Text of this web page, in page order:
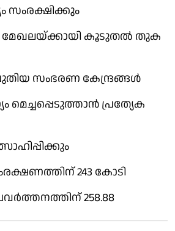
സംരക്ഷിക്കും
കൂടുതൽ തുക
സംഭരണ കേന്ദ്രങ്ങൾ
മെച്ചപ്പെടുത്താൻ പ്രത്യേക
243 കോടി
258.88